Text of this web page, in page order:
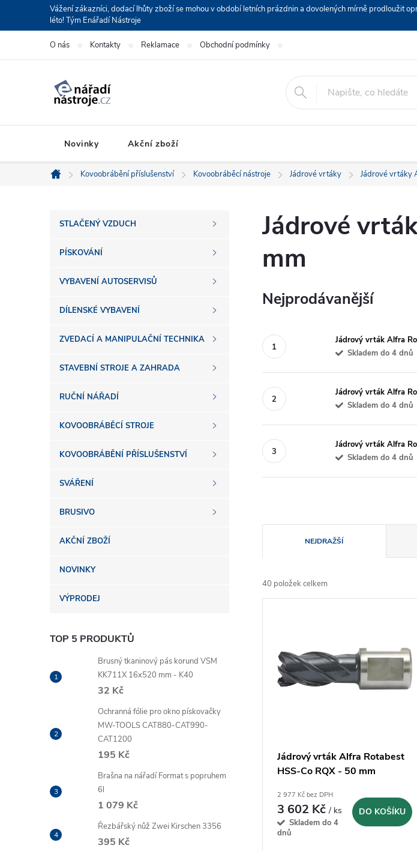
Vážení zákazníci, dodací lhůty zboží se mohou v období letních prázdnin a dovolených mírně prodloužit
léto! Tým Enářadí Nástroje
O nás Kontakty Reklamace Obchodní podmínky
Novinky Akční zboží
Domů
Kovoobrábění příslušenství Kovoobráběcí nástroje Jádrové vrtáky Jádrové vrtáky
P
o
s
a
n
n
p
a
n
STLAČENÝ VZDUCH
PÍSKOVÁNÍ
VYBAVENÍ AUTOSERVISŮ
DÍLENSKÉ VYBAVENÍ
ZVEDACÍ A MANIPULAČNÍ TECHNIKA
STAVEBNÍ STROJE A ZAHRADA
RUČNÍ NÁŘADÍ
KOVOOBRÁBĚCÍ STROJE
KOVOOBRÁBĚNÍ PŘÍSLUŠENSTVÍ
SVÁŘENÍ
BRUSIVO
AKČNÍ ZBOŽÍ
NOVINKY
VÝPRODEJ
TOP 5 PRODUKTŮ
Brusný tkaninový pás korund VSM
KK711X 16x520 mm - K40
32 Kč
Ochranná fólie pro okno pískovačky
MW-TOOLS CAT880-CAT990-
CAT1200
195 Kč
Brašna na nářadí Format s popruhem
6l
1 079 Kč
Řezbářský nůž Zwei Kirschen 3356
395 Kč
Jádrové
mm
Nejprodávanější
Jádrový vrták Alfra
Skladem do 4 dnů
Jádrový vrták Alfra
Skladem do 4 dnů
Jádrový vrták Alfra
Skladem do 4 dnů
a
z
NEJDRAŽŠÍ
40 položek celkem
Jádrový vrták Alfra Rotabest
HSS-Co RQX - 50 mm
2 977 Kč bez DPH
3 602 Kč/ ks
Skladem do 4
dnů
DO KOŠÍKU